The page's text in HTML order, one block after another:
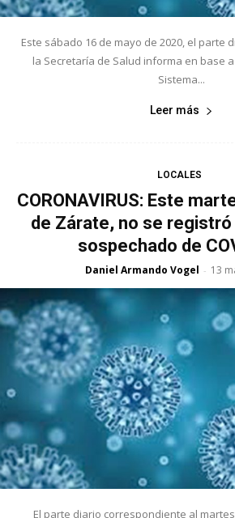
Este sábado 16 de mayo de 2020, el parte
la Secretaría de Salud informa en base
Sistema...
Leer más
LOCALES
CORONAVIRUS: Este
de Zárate, no se
sospechado de
Daniel Armando Vogel - 13
El parte diario correspondiente al